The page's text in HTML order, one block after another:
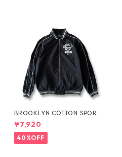
BROOKLYN COTTON SPORT
JKT by Polo Ralph Lauren
¥7,920
40%OFF